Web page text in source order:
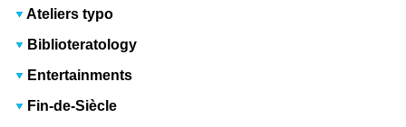
Ateliers typo
Biblioteratology
Entertainments
Fin-de-Siècle